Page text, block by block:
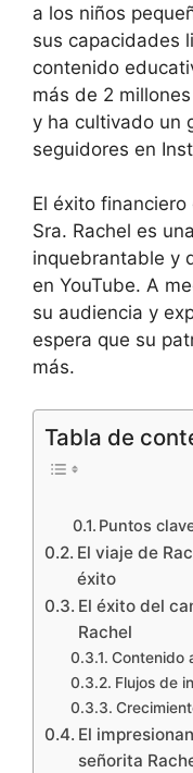
a los niños
sus capacidades
contenido
más de 2
y ha cultivado un
seguidores en
El éxito
Sra. Rachel es
inquebrantable y
en YouTube. A
su audiencia y
espera que su
más.
Tabla de
Puntos
El viaje de
éxito
El éxito del
Rachel
Contenido
Flujos de
El
señorita